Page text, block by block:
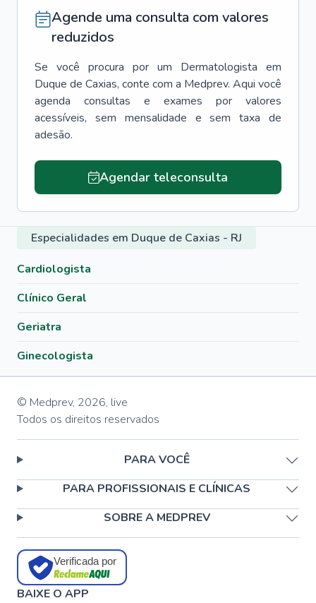
Agende uma consulta com valores
reduzidos
Se você procura por um Dermatologista em
Duque de Caxias, conte com a Medprev. Aqui você
agenda consultas e exames por valores
acessíveis, sem mensalidade e sem taxa de
adesão.
Agendar teleconsulta
Especialidades em Duque de Caxias - RJ
Cardiologista
Clínico Geral
Geriatra
Ginecologista
© Medprev, 2026, live
Todos os direitos reservados
PARA VOCÊ
PARA PROFISSIONAIS E CLÍNICAS
SOBRE A MEDPREV
Verificada por
BAIXE O APP